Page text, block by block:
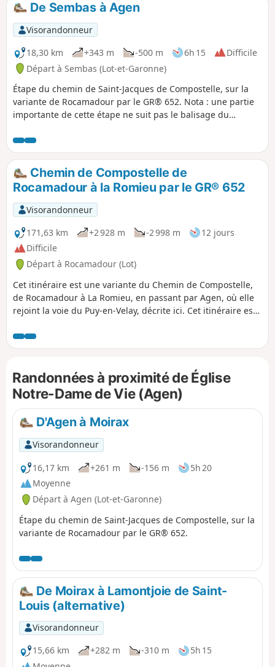
De Sembas à Agen
Visorandonneur
18,30 km
+343 m -500 m 6h 15
Difficile
Départ à Sembas (Lot-et-Garonne)
Étape du chemin de Saint-Jacques de Compostelle, sur la
variante de Rocamadour par le GR® 652. Nota : une partie
importante de cette étape ne suit pas le balisage du
bitumé, mieux adapté aux conditions humides.
Chemin de Compostelle de
Rocamadour à la Romieu par le GR® 652
Visorandonneur
171,63 km
+2 928 m -2 998 m
12 jours
Difficile
Départ à Rocamadour (Lot)
Cet itinéraire est une variante du Chemin de Compostelle,
de Rocamadour à La Romieu, en passant par Agen, où elle
rejoint la voie du Puy-en-Velay, décrite ici. Cet itinéraire est
randonneurs passant par Rocamadour préfèrent rejoindre
Cahors par le GR® 46. Attention, pour cette raison, les gîtes
problèmes techniques, perte de l'enregistrement des deux
traces, il manque deux étapes : celle de Salviac à Pomarède
(proche du GR®, où un hôtel-restaurant pratique pour nous
un tarif et un accueil gîte d'étape) et celle de Pomarède à
Touzac. Malheureusement il ne me reste que mes notes.
Pour les mêmes raisons, l'étape de Tournon-d'Agenais à
Penne-d'Agenais est incomplète et s'arrête à Dausse.
Randonnées à proximité de Église
Notre-Dame de Vie (Agen)
D'Agen à Moirax
Visorandonneur
16,17 km
+261 m -156 m
5h 20
Moyenne
Départ à Agen (Lot-et-Garonne)
Étape du chemin de Saint-Jacques de Compostelle, sur la
variante de Rocamadour par le GR® 652.
De Moirax à Lamontjoie de Saint-
Louis (alternative)
Visorandonneur
15,66 km
+282 m -310 m
5h 15